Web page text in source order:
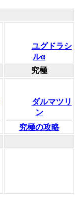
ユグドラシ
ルα
究極
ダルマツリ
ン
究極の攻略